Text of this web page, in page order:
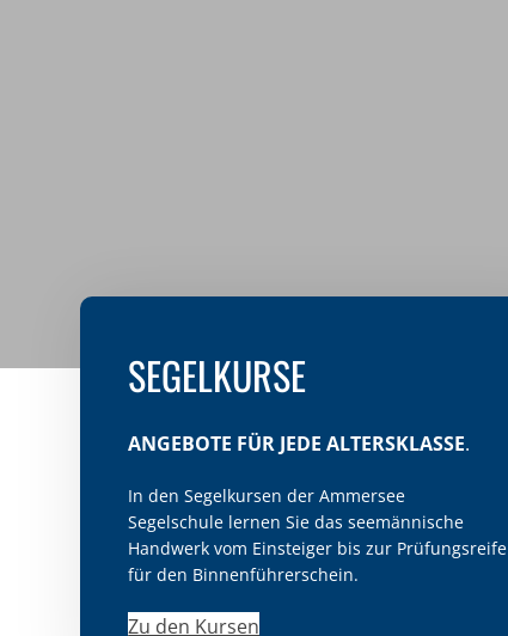
SEGELKURSE
ANGEBOTE FÜR JEDE ALTERSKLASSE.
In den Segelkursen der Ammersee
Segelschule lernen Sie das seemännische
Handwerk vom Einsteiger bis zur Prüfungsreife
für den Binnenführerschein.
Zu den Kursen